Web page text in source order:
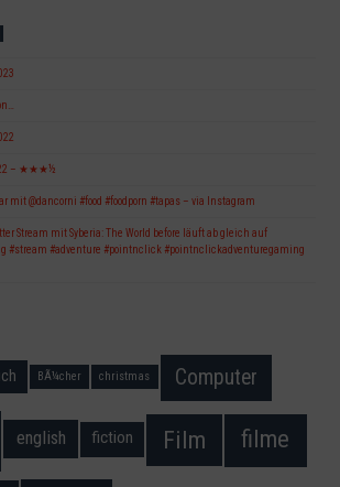
– ★★★½
mit @dancorni #food #foodporn #tapas – via Instagram
Stream mit Syberia: The World before läuft ab gleich auf
#stream #adventure #pointnclick #pointnclickadventuregaming
BÃ¼cher christmas Computer
english fiction Film filme